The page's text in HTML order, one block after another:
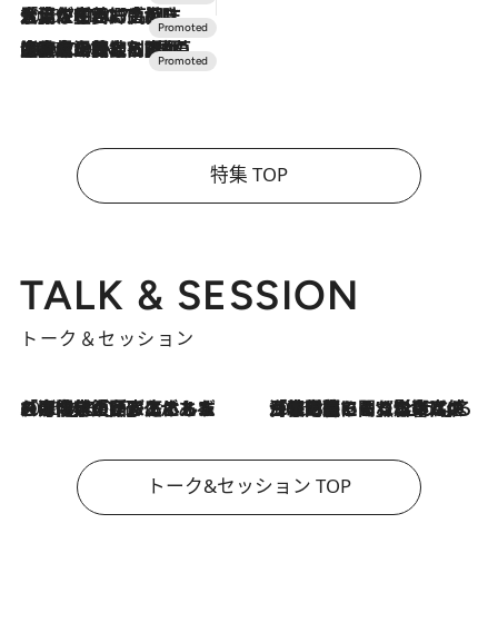
2026.7.17
「土佐和ハーブかき氷」がOMO7高知に登場！生姜、山椒、大葉など目にも舌にも涼を呼ぶ郷土の味
2026.7.10
NEW OPEN！【界 草津】名湯の地に誕生。趣の異なる2種の温泉と上州ならではの会席・蕎麦割烹など美食を味わう究極の癒やし旅
特集 TOP
TALK & SESSION
トーク＆セッション
2026.8.3
「今後値上げがあるとすれば…」「リスクがあるのは今年の冬」エネルギー専門家が語る、ホルムズ海峡封鎖が家庭にもたらす“ある心配” 2026.8.3
「住宅建てられない…」「サーチャージ料の高値が続いている」ホルムズ海峡封鎖による影響はいつまで続く？《エネルギー専門家に聞く“どうなる日本の暮らし”》
トーク&セッション TOP